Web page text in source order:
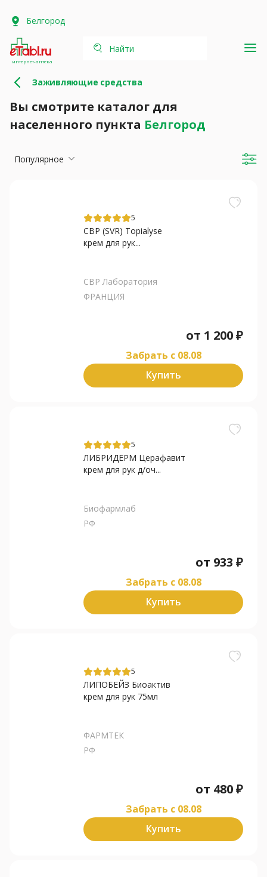
Белгород
интернет-аптека
Найти
Заживляющие средства
Вы смотрите каталог для
населенного пункта Белгород
Популярное
5
СВР (SVR) Topialyse
крем для рук...
СВР Лаборатория
ФРАНЦИЯ
от 1 200₽
Забрать c 08.08
Купить
5
ЛИБРИДЕРМ Церафавит
крем для рук д/оч...
Биофармлаб
РФ
от 933 ₽
Забрать c 08.08
Купить
5
ЛИПОБЕЙЗ Биоактив
крем для рук 75мл
ФАРМТЕК
РФ
от 480₽
Забрать c 08.08
Купить